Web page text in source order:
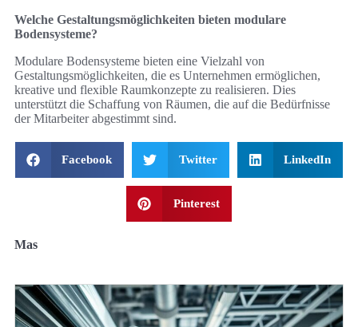
Welche Gestaltungsmöglichkeiten bieten modulare
Bodensysteme?
Modulare Bodensysteme bieten eine Vielzahl von
Gestaltungsmöglichkeiten, die es Unternehmen ermöglichen,
kreative und flexible Raumkonzepte zu realisieren. Dies
unterstützt die Schaffung von Räumen, die auf die Bedürfnisse
der Mitarbeiter abgestimmt sind.
Facebook Twitter LinkedIn
Pinterest
Mas